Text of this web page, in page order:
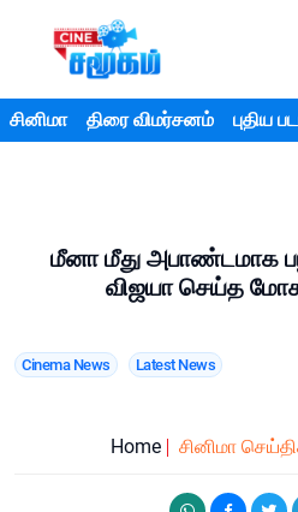
சினிமா திரை விமர்சனம் புதிய
மீனா மீது அபாண்டமாக
விஜயா செய்த
Cinema News Latest News
Home சினிமா